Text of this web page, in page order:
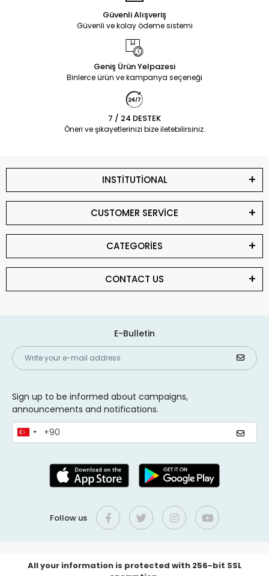
Güvenli Alışveriş
Güvenli ve kolay ödeme sistemi
Geniş Ürün Yelpazesi
Binlerce ürün ve kampanya seçeneği
7 / 24 DESTEK
Öneri ve şikayetlerinizi bize iletebilirsiniz.
INSTİTUTİONAL
CUSTOMER SERVİCE
CATEGORİES
CONTACT US
E-Bulletin
Sign up to be informed about campaigns,
announcements and notifications.
Follow us
All your information is protected with 256-bit SSL